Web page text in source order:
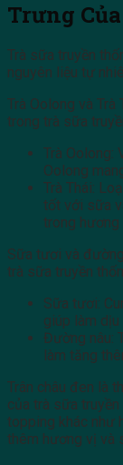
Trưng
Trà sữa truyền
nguyên liệu tự
Trà Oolong và
trong trà sữa
Trà Oolong:
Oolong
Trà Thái:
tốt với sữa
trong hương
Sữa tươi và
trà sữa truyền
Sữa tươi:
giúp làm dịu
Đường nâu:
làm tăng
Trân châu đen là
của trà sữa
topping khác như
thêm hương vị và